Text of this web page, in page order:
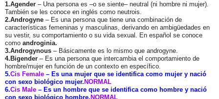
1.Agender – Una persona es –o se siente– neutral (ni hombre ni mujer).
También se les conoce en inglés como neutrois.
2.Androgyne – Es una persona que tiene una combinación de
características femeninas y masculinas, derivando en ambigüedades en
su vestir, su comportamiento o su vida sexual. En español se conoce
como androginia.
3.Androgynous – Básicamente es lo mismo que androgyne.
4.Bigender – Es una persona que intercambia el comportamiento de
hombre/mujer en función de un contexto en específico.
5.Cis Female – Es una mujer que se identifica como mujer y nació
con sexo biológico mujer. NORMAL
6.Cis Male – Es un hombre que se identifica como hombre y nació
con sexo biológico hombre. NORMAL